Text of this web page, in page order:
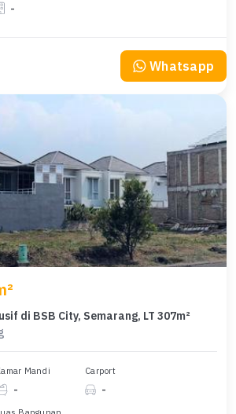
-
Whatsapp
di BSB City, Semarang, LT 307m²
Mandi
-
Carport
-